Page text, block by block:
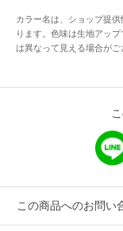
光沢感：無
水洗い：可
SHIPS anyは人の
POINT
カラー名は、ショップ提
ります。色味は生地アッ
は異なって見える場合がご
この商品へのお問い